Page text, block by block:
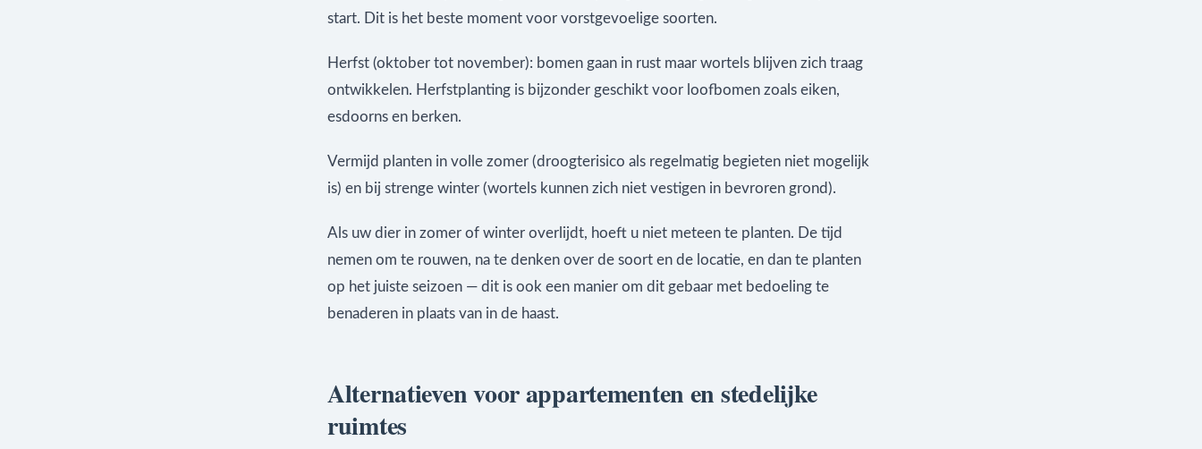
start. Dit is het beste moment voor vorstgevoelige soorten.
Herfst (oktober tot november): bomen gaan in rust maar wortels blijven zich traag
ontwikkelen. Herfstplanting is bijzonder geschikt voor loofbomen zoals eiken,
esdoorns en berken.
Vermijd planten in volle zomer (droogterisico als regelmatig begieten niet mogelijk
is) en bij strenge winter (wortels kunnen zich niet vestigen in bevroren grond).
Als uw dier in zomer of winter overlijdt, hoeft u niet meteen te planten. De tijd
nemen om te rouwen, na te denken over de soort en de locatie, en dan te planten
op het juiste seizoen — dit is ook een manier om dit gebaar met bedoeling te
benaderen in plaats van in de haast.
Alternatieven voor appartementen en stedelijke
ruimtes